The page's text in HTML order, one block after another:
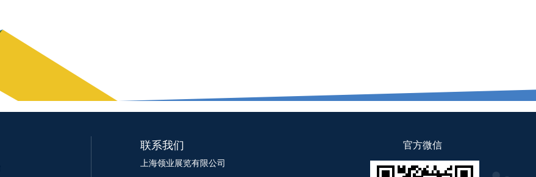
联系我们
上海领业展览有限公司
官方微信